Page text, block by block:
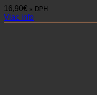
16,90€ s DPH
Viac info